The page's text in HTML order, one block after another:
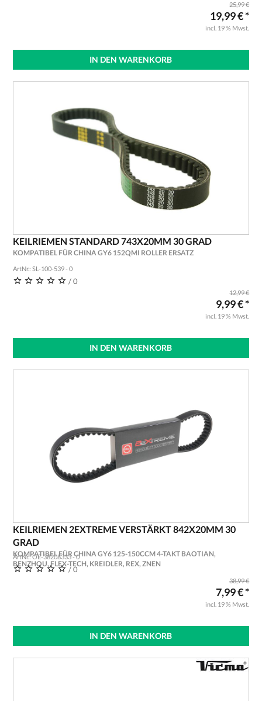
25,99 €
19,99 € *
incl. 19 % Mwst.
IN DEN WARENKORB
KEILRIEMEN STANDARD 743X20MM 30 GRAD
KOMPATIBEL FÜR CHINA GY6 152QMI ROLLER ERSATZ
ArtNr.: SL-100-539 - 0
/ 0
12,99 €
9,99 € *
incl. 19 % Mwst.
IN DEN WARENKORB
KEILRIEMEN 2EXTREME VERSTÄRKT 842X20MM 30
GRAD
KOMPATIBEL FÜR CHINA GY6 125-150CCM 4-TAKT BAOTIAN,
BENZHOU, FLEX-TECH, KREIDLER, REX, ZNEN
ArtNr.: OE-38208333 - 0
/ 0
38,99 €
7,99 € *
incl. 19 % Mwst.
IN DEN WARENKORB